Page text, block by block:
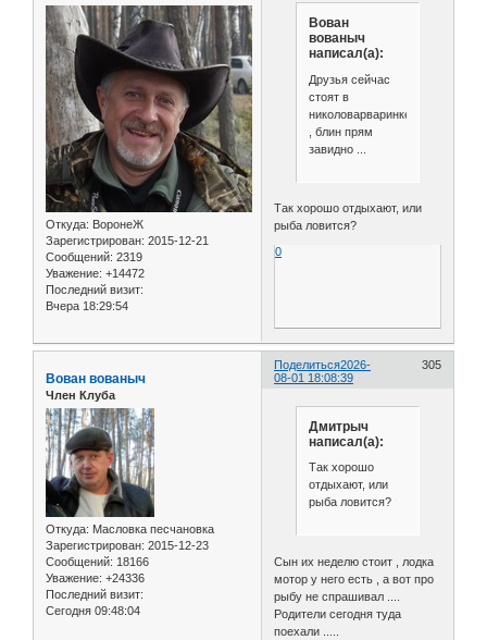
Откуда: ВоронеЖ
Зарегистрирован: 2015-12-21
Сообщений: 2319
Уважение: +14472
Последний визит:
Вчера 18:29:54
Вован
вованыч
написал(а):
Друзья сейчас
стоят в
николоварваринке
, блин прям
завидно ...
Так хорошо отдыхают, или
рыба ловится?
0
Поделиться 305
2026-
08-01 18:08:39
Вован вованыч
Член Клуба
Откуда: Масловка песчановка
Зарегистрирован: 2015-12-23
Сообщений: 18166
Уважение: +24336
Последний визит:
Сегодня 09:48:04
Дмитрыч
написал(а):
Так хорошо
отдыхают, или
рыба ловится?
Сын их неделю стоит , лодка
мотор у него есть , а вот про
рыбу не спрашивал ....
Родители сегодня туда
поехали .....